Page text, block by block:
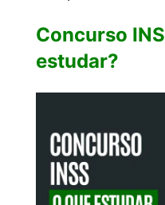
Concurso
estudar?